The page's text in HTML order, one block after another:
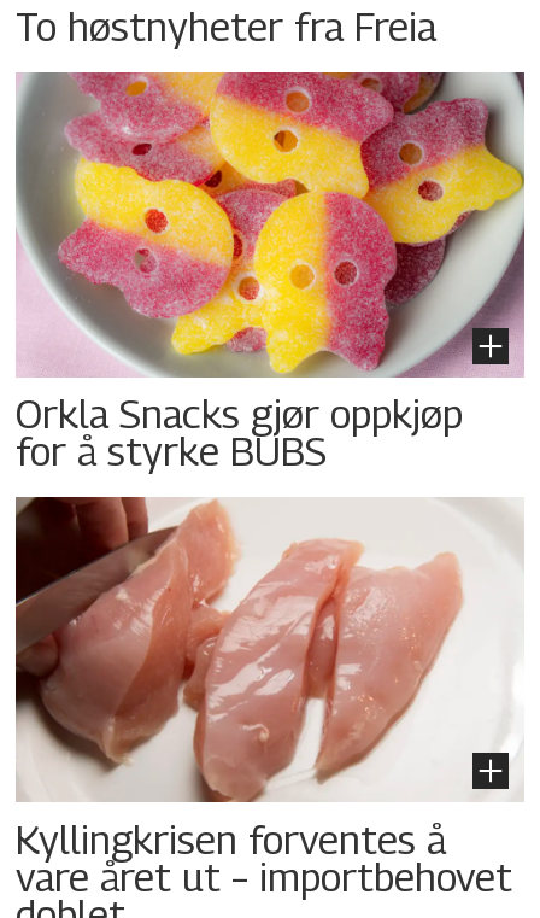
To høstnyheter fra Freia
Orkla Snacks gjør oppkjøp
for å styrke BUBS
Kyllingkrisen forventes å
vare året ut – importbehovet